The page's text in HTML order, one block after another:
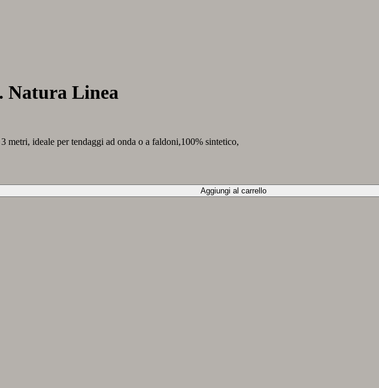
Natura Linea
metri, ideale per tendaggi ad onda o a faldoni,100% sintetico,
Aggiungi al carrello